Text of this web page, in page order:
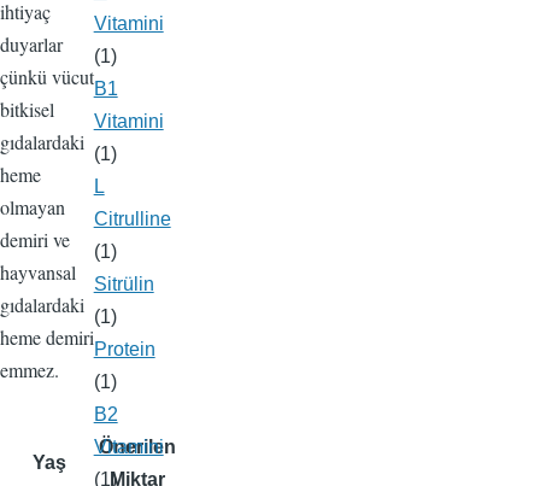
ihtiyaç
duyarlar
çünkü vücut
bitkisel
gıdalardaki
heme
olmayan
demiri ve
hayvansal
gıdalardaki
heme demiri
emmez.
Yaş
Önerilen
Miktar
Vitamini
(1)
B1
Vitamini
(1)
L
Citrulline
(1)
Sitrülin
(1)
Protein
(1)
B2
Vitamini
(1)